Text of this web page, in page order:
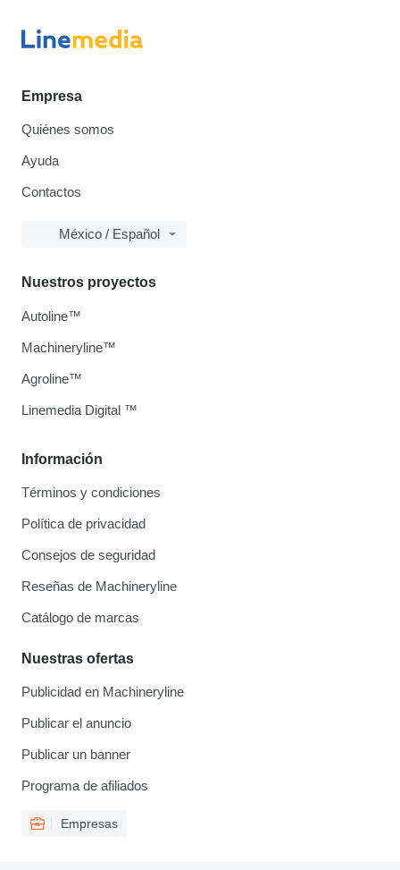
Empresa
Quiénes somos
Ayuda
Contactos
México / Español
Información
Términos y condiciones
Política de privacidad
Consejos de seguridad
Reseñas de Machineryline
Catálogo de marcas
Nuestras ofertas
Publicidad en Machineryline
Publicar el anuncio
Publicar un banner
Programa de afiliados
Empresas
Nuestros proyectos
Autoline™
Machineryline™
Agroline™
Linemedia Digital ™